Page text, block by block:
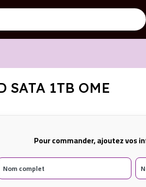
SATA 1TB OME
Pour commander, ajoutez vos